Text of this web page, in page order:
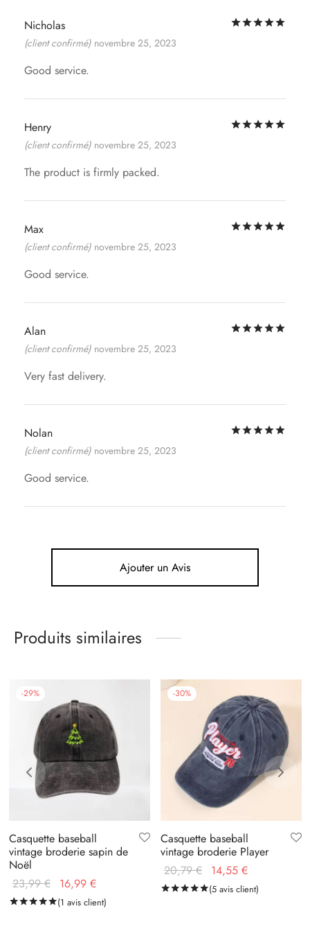
Nicholas
(client confirmé) novembre 25, 2023
Good service.
Henry
(client confirmé) novembre 25, 2023
The product is firmly packed.
Max
(client confirmé) novembre 25, 2023
Good service.
Alan
(client confirmé) novembre 25, 2023
Very fast delivery.
Nolan
(client confirmé) novembre 25, 2023
Good service.
Ajouter un Avis
Produits similaires
notations client
-29%
Casquette baseball
vintage broderie sapin de
Noël
23,99€
Le prix
initial
16,99 €
actuel
Notésur 5 basé sur
(1 avis client)
-30%
Casquette baseball
vintage broderie Player
20,79€
Le prix
initial
14,55 €
actuel
Notésur 5 basé sur
(5avis client)